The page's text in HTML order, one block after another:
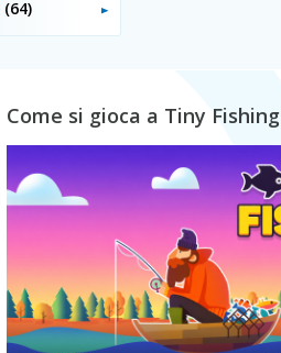
(64)
Come si gioca a Tiny Fishing